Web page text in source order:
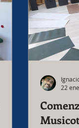
22